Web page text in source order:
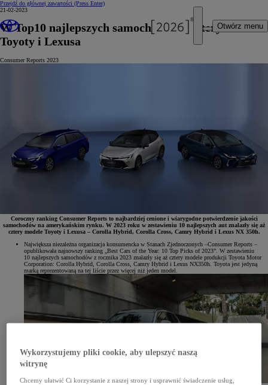
Przejdź do głównej zawartości (Press Enter)
Otwórz menu
21-02-2023
W Top10 najlepszych samochodów – cztery modele
Toyoty i Lexusa
Consumer Reports 2023
Coroczny ranking Consumer Reports to najbardziej cenione i wiarygodne potwierdzenie jakości
samochodów na amerykańskim rynku. W 2023 roku w zestawieniu 10 najlepszych aut znalazły się aż
cztery modele Toyoty i Lexusa – Corolla Hybrid, Corolla Cross, Camry Hybrid i Lexus NX 350h.
Największa niezależna organizacja konsumencka w Stanach Zjednoczonych –Consumer Reports –
opublikowała najnowszy ranking „Best Cars of the Year: 10 Top Picks of 2023”. W zestawieniu
10 najlepszych samochodów z rocznika 2023 znalazły się aż cztery modele produkcji Toyota Motor
Corporation: Corolla Hybrid, Corolla Cross, Camry Hybrid i Lexus NX350h. Toyota jest jedyną
marką reprezentowaną na tej liście przez więcej niż jeden model.
Wykorzystujemy pliki cookie, aby ulepszyć naszą
witrynę
Chcemy ułatwić Ci korzystanie z naszej strony i usprawnić świadczenie usług,